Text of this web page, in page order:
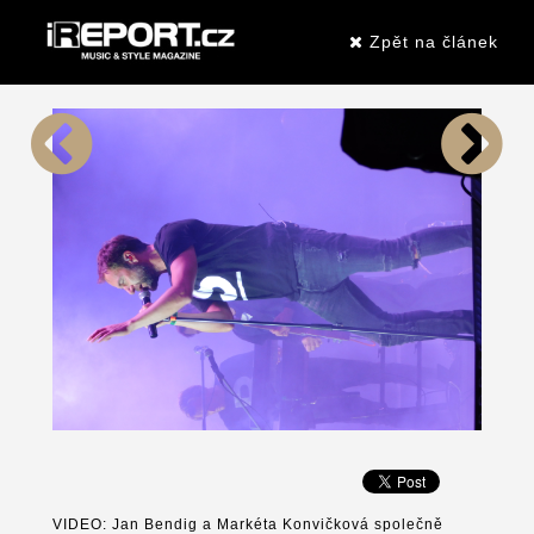
Zpět na článek
VIDEO: Jan Bendig a Markéta Konvičková společně